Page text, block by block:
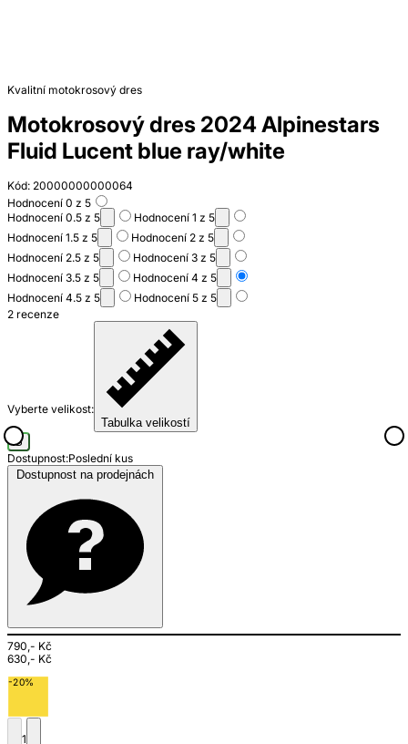
Kvalitní motokrosový dres
Motokrosový dres 2024 Alpinestars
Fluid Lucent blue ray/white
Kód: 20000000000064
Hodnocení 0 z 5
Hodnocení 0.5 z 5
Hodnocení 1 z 5
Hodnocení 1.5 z 5
Hodnocení 2 z 5
Hodnocení 2.5 z 5
Hodnocení 3 z 5
Hodnocení 3.5 z 5
Hodnocení 4 z 5
Hodnocení 4.5 z 5
Hodnocení 5 z 5
2 recenze
Vyberte velikost:
Tabulka velikostí
S
Dostupnost:Poslední kus
790,- Kč
630,- Kč
-20%
1